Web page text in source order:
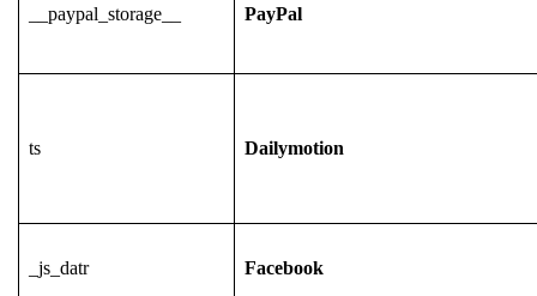
__paypal_storage__ PayPal
ts Dailymotion
_js_datr Facebook